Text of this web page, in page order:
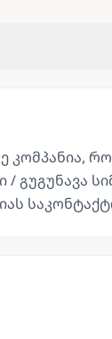
კომპანია,
გუგუნავა